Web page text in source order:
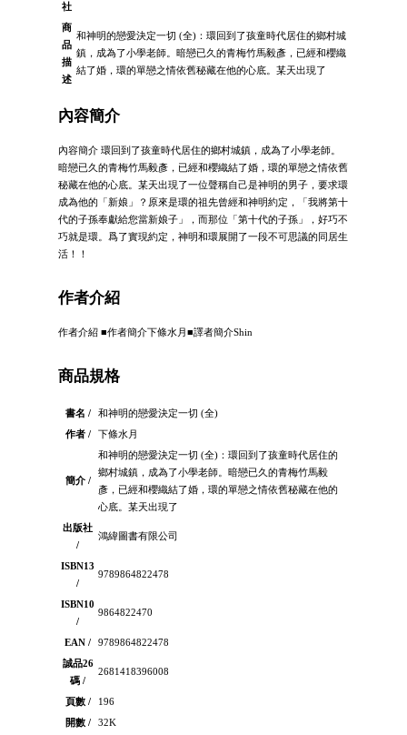
社
商
品
描
述
和神明的戀愛決定一切 (全)：環回到了孩童時代居住的鄉村城
鎮，成為了小學老師。暗戀已久的青梅竹馬毅彥，已經和櫻織
結了婚，環的單戀之情依舊秘藏在他的心底。某天出現了
內容簡介
內容簡介 環回到了孩童時代居住的鄉村城鎮，成為了小學老師。
暗戀已久的青梅竹馬毅彥，已經和櫻織結了婚，環的單戀之情依舊
秘藏在他的心底。某天出現了一位聲稱自己是神明的男子，要求環
成為他的「新娘」？原來是環的祖先曾經和神明約定，「我將第十
代的子孫奉獻給您當新娘子」，而那位「第十代的子孫」，好巧不
巧就是環。爲了實現約定，神明和環展開了一段不可思議的同居生
活！！
作者介紹
作者介紹 ■作者簡介下條水月■譯者簡介Shin
商品規格
書名 /
和神明的戀愛決定一切 (全)
作者 /
下條水月
簡介 /
和神明的戀愛決定一切 (全)：環回到了孩童時代居住的
鄉村城鎮，成為了小學老師。暗戀已久的青梅竹馬毅
彥，已經和櫻織結了婚，環的單戀之情依舊秘藏在他的
心底。某天出現了
出版社
/
鴻緯圖書有限公司
ISBN13
/
9789864822478
ISBN10
/
9864822470
EAN /
9789864822478
誠品26
碼 /
2681418396008
頁數 /
196
開數 /
32K